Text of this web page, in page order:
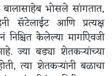
भोसले सांगतात,
सॅटेलाईट आणि प्रत्यक्ष
केलेल्या मार्गाऐवजी
ज्या बड्या शेतकऱ्यांच्या
त्या शेतकऱ्यांनी बळाचा